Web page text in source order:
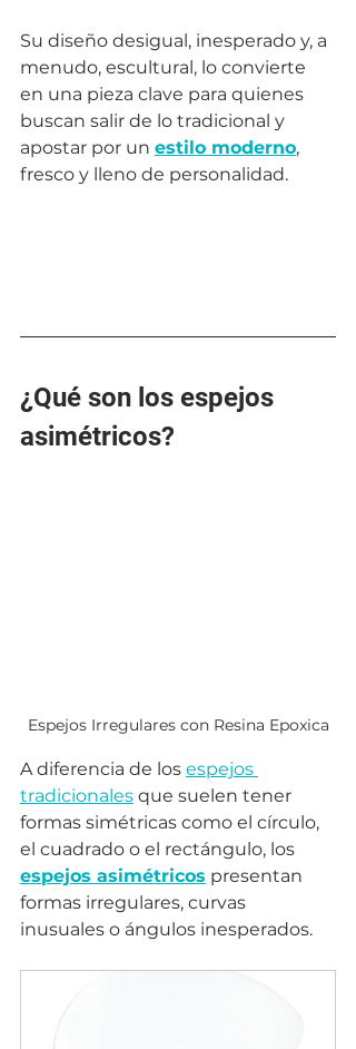
Su diseño desigual, inesperado y, a
menudo, escultural, lo convierte
en una pieza clave para quienes
buscan salir de lo tradicional y
apostar por un estilo moderno,
fresco y lleno de personalidad.
¿Qué son los espejos
asimétricos?
Espejos Irregulares con Resina Epoxica
A diferencia de los espejos
tradicionales que suelen tener
formas simétricas como el círculo,
el cuadrado o el rectángulo, los
espejos asimétricos presentan
formas irregulares, curvas
inusuales o ángulos inesperados.